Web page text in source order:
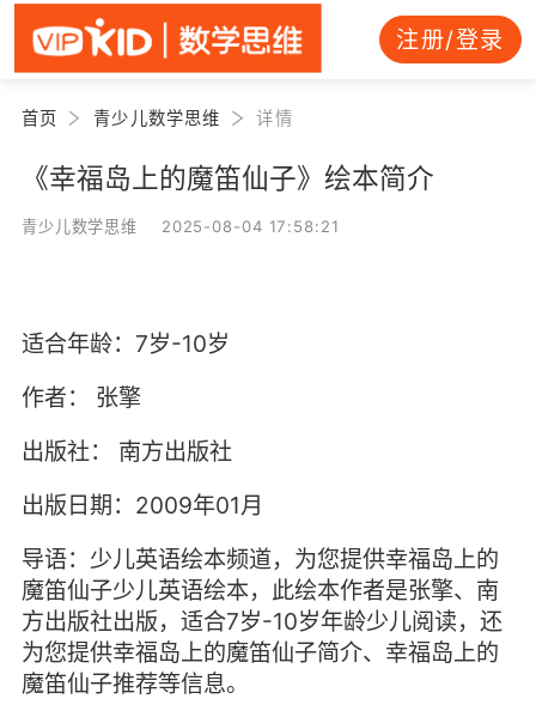
注册/登录
首页 青少儿数学思维 详情
《幸福岛上的魔笛仙子》绘本简介
青少儿数学思维 2025-08-04 17:58:21
适合年龄：7岁-10岁
作者：
张擎
出版社：
南方出版社
出版日期：2009年01月
导语：少儿英语绘本频道，为您提供幸福岛上的
魔笛仙子少儿英语绘本，此绘本作者是张擎、南
方出版社出版，适合7岁-10岁年龄少儿阅读，还
为您提供幸福岛上的魔笛仙子简介、幸福岛上的
魔笛仙子推荐等信息。